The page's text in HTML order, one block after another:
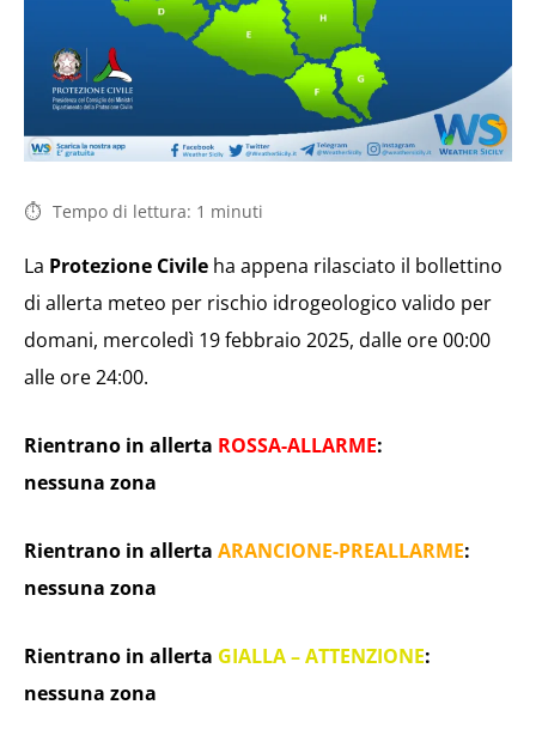
Tempo di lettura: 1 minuti
La Protezione Civile ha appena rilasciato il bollettino
di allerta meteo per rischio idrogeologico valido per
domani, mercoledì 19 febbraio 2025, dalle ore 00:00
alle ore 24:00.
Rientrano in allerta ROSSA-ALLARME:
nessuna zona
Rientrano in allerta ARANCIONE-PREALLARME:
nessuna zona
Rientrano in allerta GIALLA – ATTENZIONE:
nessuna zona